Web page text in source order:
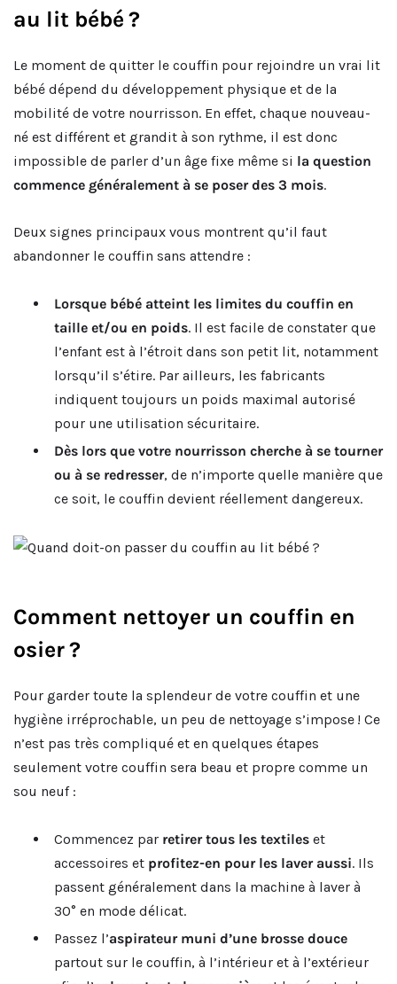
au lit bébé ?
Le moment de quitter le couffin pour rejoindre un vrai lit
bébé dépend du développement physique et de la
mobilité de votre nourrisson. En effet, chaque nouveau-
né est différent et grandit à son rythme, il est donc
impossible de parler d’un âge fixe même si la question
commence généralement à se poser des 3 mois.
Deux signes principaux vous montrent qu’il faut
abandonner le couffin sans attendre :
Lorsque bébé atteint les limites du couffin en
taille et/ou en poids. Il est facile de constater que
l’enfant est à l’étroit dans son petit lit, notamment
lorsqu’il s’étire. Par ailleurs, les fabricants
indiquent toujours un poids maximal autorisé
pour une utilisation sécuritaire.
Dès lors que votre nourrisson cherche à se tourner
ou à se redresser, de n’importe quelle manière que
ce soit, le couffin devient réellement dangereux.
Comment nettoyer un couffin en
osier ?
Pour garder toute la splendeur de votre couffin et une
hygiène irréprochable, un peu de nettoyage s’impose ! Ce
n’est pas très compliqué et en quelques étapes
seulement votre couffin sera beau et propre comme un
sou neuf :
Commencez par retirer tous les textiles et
accessoires et profitez-en pour les laver aussi. Ils
passent généralement dans la machine à laver à
30° en mode délicat.
Passez l’aspirateur muni d’une brosse douce
partout sur le couffin, à l’intérieur et à l’extérieur